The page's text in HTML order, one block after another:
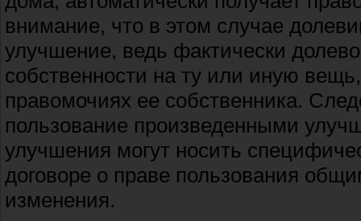
внимание, что в этом случае
улучшение, ведь фактически
собственности на ту или иную
правомочиях ее собственника.
пользование произведенными
улучшения могут носить
договоре о праве пользования
изменения.